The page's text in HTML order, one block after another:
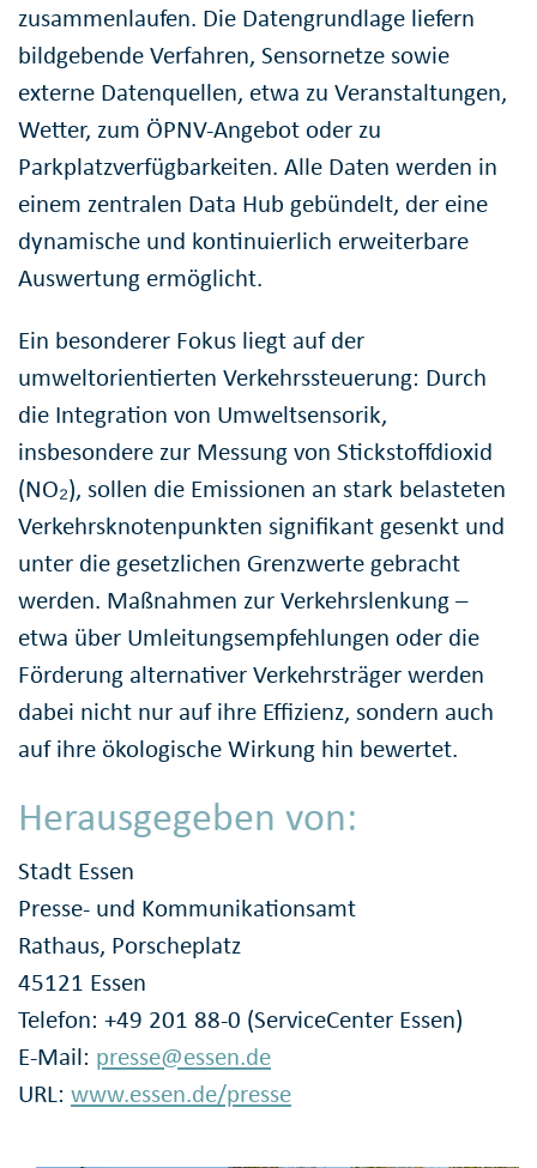
zusammenlaufen. Die Datengrundlage liefern
bildgebende Verfahren, Sensornetze sowie
externe Datenquellen, etwa zu Veranstaltungen,
Wetter, zum ÖPNV-Angebot oder zu
Parkplatzverfügbarkeiten. Alle Daten werden in
einem zentralen Data Hub gebündelt, der eine
dynamische und kontinuierlich erweiterbare
Auswertung ermöglicht.
Ein besonderer Fokus liegt auf der
umweltorientierten Verkehrssteuerung: Durch
die Integration von Umweltsensorik,
insbesondere zur Messung von Stickstoffdioxid
(NO₂), sollen die Emissionen an stark belasteten
Verkehrsknotenpunkten signifikant gesenkt und
unter die gesetzlichen Grenzwerte gebracht
werden. Maßnahmen zur Verkehrslenkung –
etwa über Umleitungsempfehlungen oder die
Förderung alternativer Verkehrsträger werden
dabei nicht nur auf ihre Effizienz, sondern auch
auf ihre ökologische Wirkung hin bewertet.
Herausgegeben von:
Stadt Essen
Presse- und Kommunikationsamt
Rathaus, Porscheplatz
45121 Essen
Telefon: +49 201 88-0 (ServiceCenter Essen)
E-Mail: presse@essen.de
URL: www.essen.de/presse